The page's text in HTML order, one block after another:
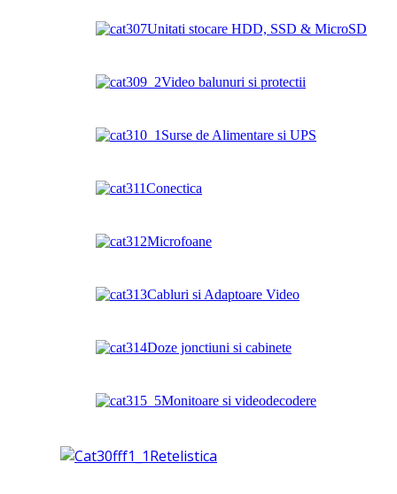
Unitati stocare HDD, SSD & MicroSD
Video balunuri si protectii
Surse de Alimentare si UPS
Conectica
Microfoane
Cabluri si Adaptoare Video
Doze jonctiuni si cabinete
Monitoare si videodecodere
Retelistica